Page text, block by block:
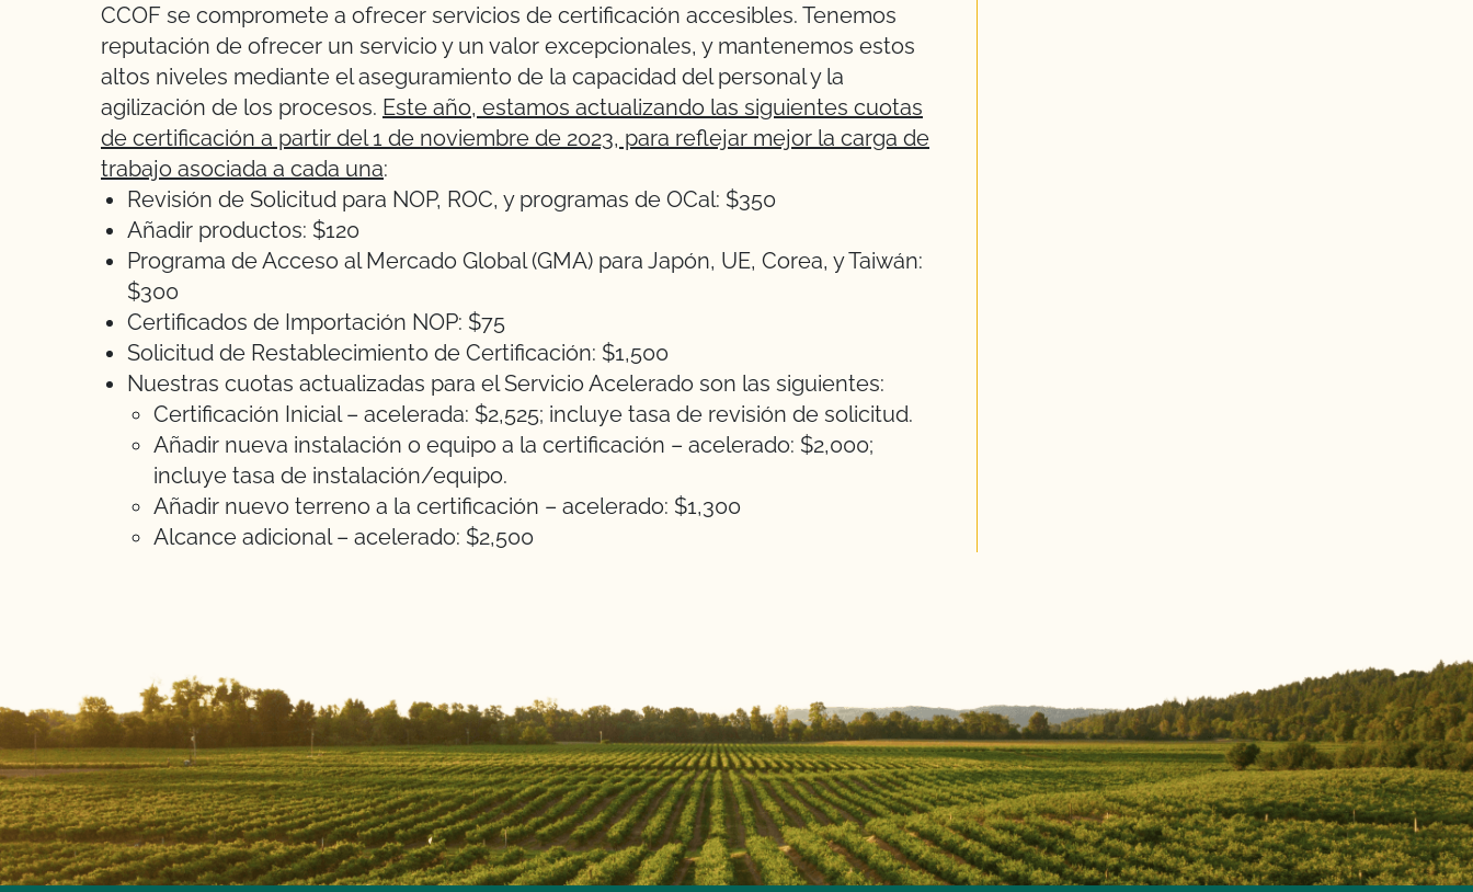
CCOF se compromete a ofrecer servicios de certificación accesibles. Tenemos
reputación de ofrecer un servicio y un valor excepcionales, y mantenemos estos
altos niveles mediante el aseguramiento de la capacidad del personal y la
agilización de los procesos. Este año, estamos actualizando las siguientes cuotas
de certificación a partir del 1 de noviembre de 2023, para reflejar mejor la carga de
trabajo asociada a cada una:
Revisión de Solicitud para NOP, ROC, y programas de OCal: $350
Añadir productos: $120
Programa de Acceso al Mercado Global (GMA) para Japón, UE, Corea, y Taiwán:
$300
Certificados de Importación NOP: $75
Solicitud de Restablecimiento de Certificación: $1,500
Nuestras cuotas actualizadas para el Servicio Acelerado son las siguientes:
Certificación Inicial – acelerada: $2,525; incluye tasa de revisión de solicitud.
Añadir nueva instalación o equipo a la certificación – acelerado: $2,000;
incluye tasa de instalación/equipo.
Añadir nuevo terreno a la certificación – acelerado: $1,300
Alcance adicional – acelerado: $2,500